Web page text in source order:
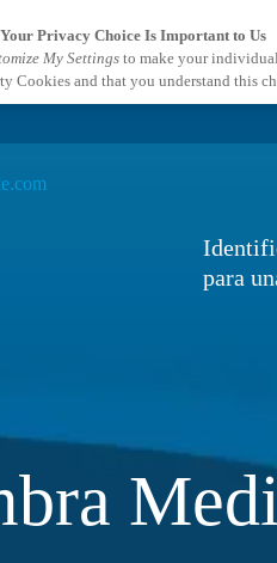
para
Your Privacy Choice Is Important to Us
My Settingsto make your
Cookies and that you understand this